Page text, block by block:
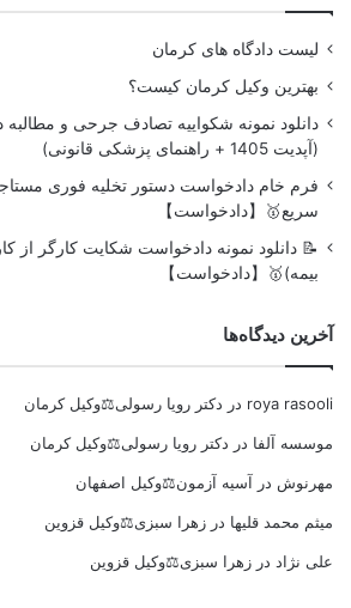
لیست دادگاه های کرمان
بهترین وکیل کرمان کیست؟
دانلود نمونه شکواییه تصادف جرحی و مطالبه
(آپدیت 1405 + راهنمای پزشکی قانونی)
فرم خام دادخواست دستور تخلیه فوری
سریع🥇【دادخواست】
📝 دانلود نمونه دادخواست شکایت کارگر از
بیمه)🥇【دادخواست】
آخرین دیدگاه‌ها
roya rasooli در دکتر رویا رسولی⚖️وکیل کرمان
موسسه آلفا در دکتر رویا رسولی⚖️وکیل کرمان
مهرنوش در آسیه آزمون⚖️وکیل اصفهان
میثم محمد قلیها در زهرا سبزی⚖️وکیل قزوین
علی نژاد در زهرا سبزی⚖️وکیل قزوین